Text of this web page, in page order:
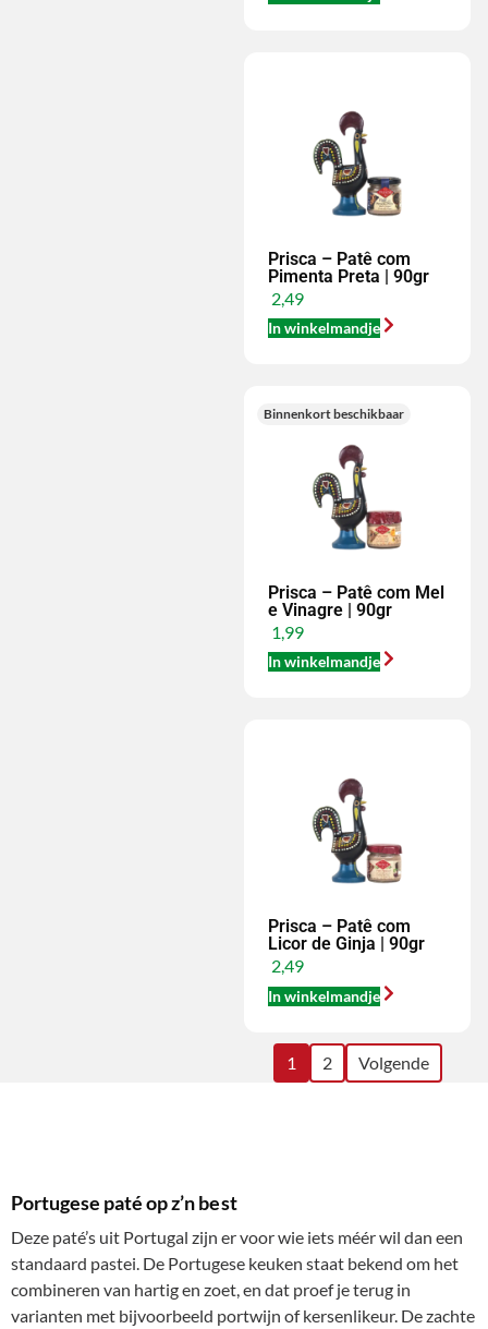
Prisca – Patê com
Pimenta Preta | 90gr
2,49
In winkelmandje
Binnenkort beschikbaar
Prisca – Patê com Mel
e Vinagre | 90gr
1,99
In winkelmandje
Prisca – Patê com
Licor de Ginja | 90gr
2,49
In winkelmandje
1 2 Volgende
Portugese paté op z’n best
Deze paté’s uit Portugal zijn er voor wie iets méér wil dan een
standaard pastei. De Portugese keuken staat bekend om het
combineren van hartig en zoet, en dat proef je terug in
varianten met bijvoorbeeld portwijn of kersenlikeur. De zachte